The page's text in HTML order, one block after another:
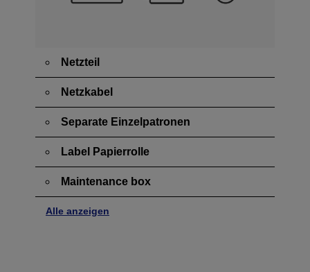
Netzteil
Netzkabel
Separate Einzelpatronen
Label Papierrolle
Maintenance box
Alle anzeigen